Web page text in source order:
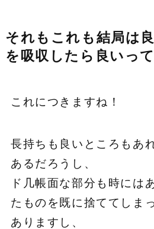
それもこれも結局は
を吸収したら良いって
これにつきますね！
長持ちも良いところもあ
あるだろうし、
ド几帳面な部分も時には
たものを既に捨ててしま
ありますし、